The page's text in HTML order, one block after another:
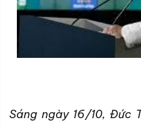
Sáng ngày 16/10, Đức